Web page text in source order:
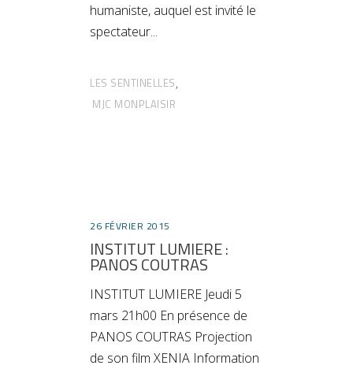
humaniste, auquel est invité le
spectateur
LES SENTINELLES,
MJC MONPLAISIR
26 FÉVRIER 2015
INSTITUT LUMIERE :
PANOS COUTRAS
INSTITUT LUMIERE Jeudi 5
mars 21h00 En présence de
PANOS COUTRAS Projection
de son film XENIA Information